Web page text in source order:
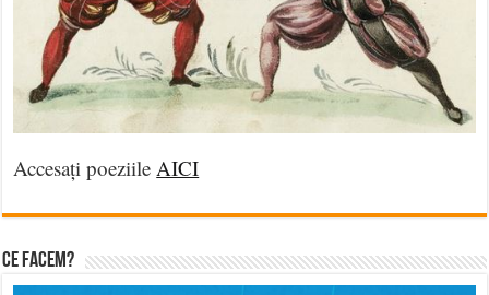
Accesați poeziileAICI
Ce facem?